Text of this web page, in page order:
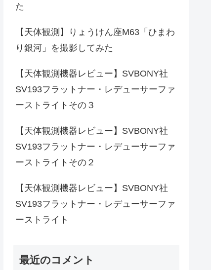
た
【天体観測】りょうけん座M63「ひまわ
り銀河」を撮影してみた
【天体観測機器レビュー】SVBONY社
SV193フラットナー・レデューサーファ
ーストライトその３
【天体観測機器レビュー】SVBONY社
SV193フラットナー・レデューサーファ
ーストライトその２
【天体観測機器レビュー】SVBONY社
SV193フラットナー・レデューサーファ
ーストライト
最近のコメント